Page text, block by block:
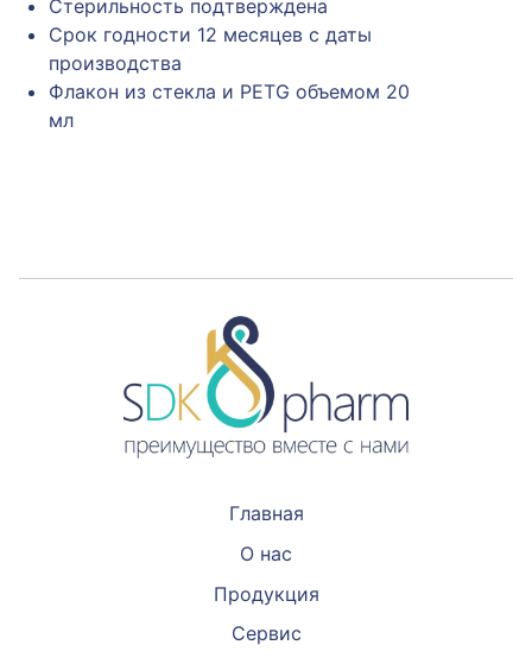
Стерильность подтверждена
Срок годности 12 месяцев с даты
производства
Флакон из стекла и PETG объемом 20
мл
Главная
О нас
Продукция
Сервис